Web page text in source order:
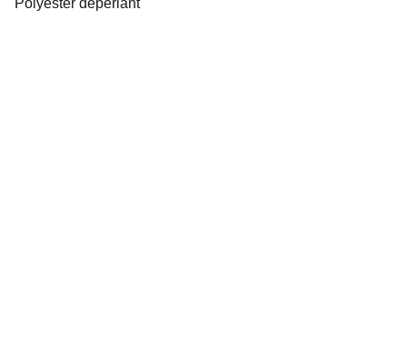
Polyester déperlant